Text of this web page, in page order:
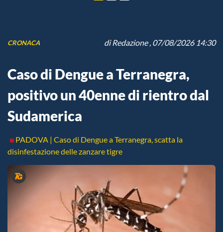
CRONACA diRedazione, 07/08/2026 14:30
Caso di Dengue a Terranegra,
positivo un 40enne di rientro dal
Sudamerica
PADOVA | Caso di Dengue a Terranegra, scatta la
disinfestazione delle zanzare tigre